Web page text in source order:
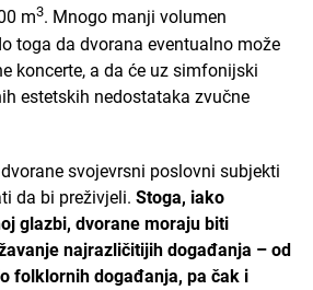
m3. Mnogo manji volumen
toga da dvorana eventualno može
koncerte, a da će uz simfonijski
estetskih nedostataka zvučne
svojevrsni poslovni subjekti
​​da bi preživjeli. Stoga, iako
glazbi, dvorane moraju biti
najrazličitijih događanja – od
folklornih događanja, pa čak i